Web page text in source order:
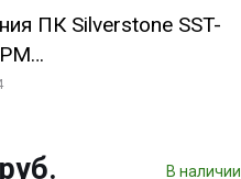
ПК Silverstone SST-
В наличии